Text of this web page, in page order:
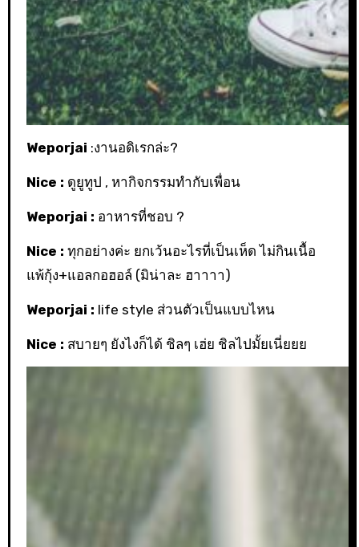
Weporjai :งานอดิเรกล่ะ?
Nice : ดูยูทูป , หากิจกรรมทำกับเพื่อน
Weporjai : อาหารที่ชอบ ?
Nice : ทุกอย่างค่ะ ยกเว้นอะไรที่เป็นเห็ด ไม่กินเนื้อ
แพ้กุ้ง+แอลกอฮอล์ (มิน่าละ ฮาาาา)
Weporjai : life style ส่วนตัวเป็นแบบไหน
Nice : สบายๆ ยังไงก็ได้ ชิลๆ เฮ่ย ชิลไปมั้ยเนี่ยยย